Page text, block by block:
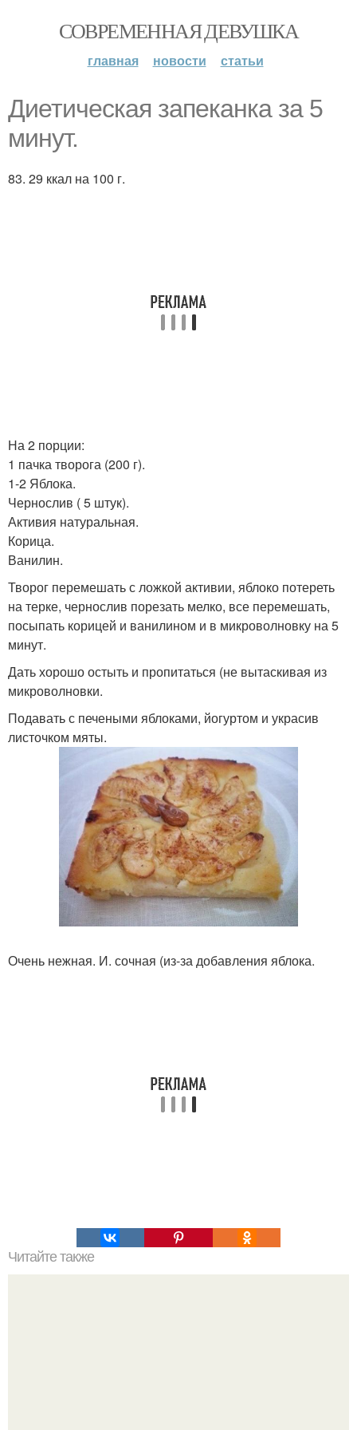
СОВРЕМЕННАЯ ДЕВУШКА
главная новости статьи
Диетическая запеканка за 5
минут.
83. 29 ккал на 100 г.
На 2 порции:
1 пачка творога (200 г).
1-2 Яблока.
Чернослив ( 5 штук).
Активия натуральная.
Корица.
Ванилин.
Творог перемешать с ложкой активии, яблоко потереть
на терке, чернослив порезать мелко, все перемешать,
посыпать корицей и ванилином и в микроволновку на 5
минут.
Дать хорошо остыть и пропитаться (не вытаскивая из
микроволновки.
Подавать с печеными яблоками, йогуртом и украсив
листочком мяты.
Очень нежная. И. сочная (из-за добавления яблока.
Читайте также